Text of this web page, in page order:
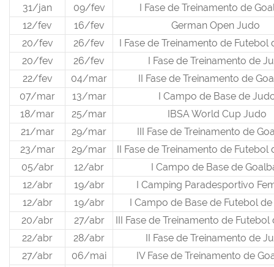
31/jan
09/fev
I Fase de Treinamento de
12/fev
16/fev
German Open Judo
20/fev
26/fev
I Fase de Treinamento de Futebol
20/fev
26/fev
I Fase de Treinamento de
22/fev
04/mar
II Fase de Treinamento de
07/mar
13/mar
I Campo de Base de
18/mar
25/mar
IBSA World Cup Judo
21/mar
29/mar
III Fase de Treinamento de
23/mar
29/mar
II Fase de Treinamento de Futebol
05/abr
12/abr
I Campo de Base de
12/abr
19/abr
I Camping Paradesportivo
12/abr
19/abr
I Campo de Base de Futebol
20/abr
27/abr
III Fase de Treinamento de
22/abr
28/abr
II Fase de Treinamento de
27/abr
06/mai
IV Fase de Treinamento de